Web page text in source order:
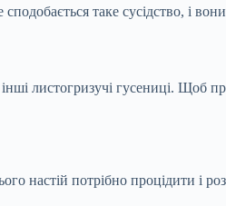
таке сусідство, і
листогризучі гусениці. Щоб
настій потрібно процідити і